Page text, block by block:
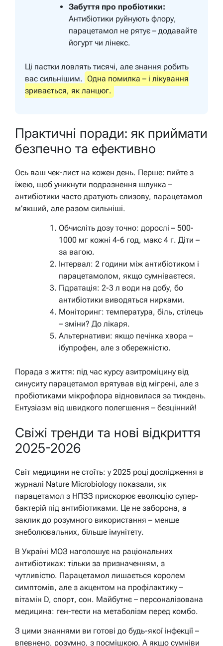
Забуття про пробіотики:
Антибіотики руйнують флору,
парацетамол не рятує – додавайте
йогурт чи лінекс.
Ці пастки ловлять тисячі, але знання робить
вас сильнішим. Одна помилка – і лікування
зривається, як ланцюг.
Практичні поради: як приймати
безпечно та ефективно
Ось ваш чек-лист на кожен день. Перше: пийте з
їжею, щоб уникнути подразнення шлунка –
антибіотики часто дратують слизову, парацетамол
м’якший, але разом сильніші.
Обчисліть дозу точно: дорослі – 500-
1000 мг кожні 4-6 год, макс 4 г. Діти –
за вагою.
Інтервал: 2 години між антибіотиком і
парацетамолом, якщо сумніваєтеся.
Гідратація: 2-3 л води на добу, бо
антибіотики виводяться нирками.
Моніторинг: температура, біль, стілець
– зміни? До лікаря.
Альтернативи: якщо печінка хвора –
ібупрофен, але з обережністю.
Порада з життя: під час курсу азитроміцину від
синуситу парацетамол врятував від мігрені, але з
пробіотиками мікрофлора відновилася за тиждень.
Ентузіазм від швидкого полегшення – безцінний!
Свіжі тренди та нові відкриття
2025-2026
Світ медицини не стоїть: у 2025 році дослідження в
журналі Nature Microbiology показали, як
парацетамол з НПЗЗ прискорює еволюцію супер-
бактерій під антибіотиками. Це не заборона, а
заклик до розумного використання – менше
знеболювальних, більше імунітету.
В Україні МОЗ наголошує на раціональних
антибіотиках: тільки за призначенням, з
чутливістю. Парацетамол лишається королем
симптомів, але з акцентом на профілактику –
вітамін D, спорт, сон. Майбутнє – персоналізована
медицина: ген-тести на метаболізм перед комбо.
З цими знаннями ви готові до будь-якої інфекції –
впевнено, розумно, з посмішкою. А якщо сумніви